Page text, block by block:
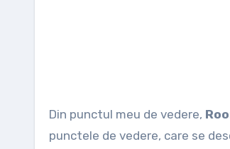
Din punctul meu de vedere,
punctele de vedere, care se